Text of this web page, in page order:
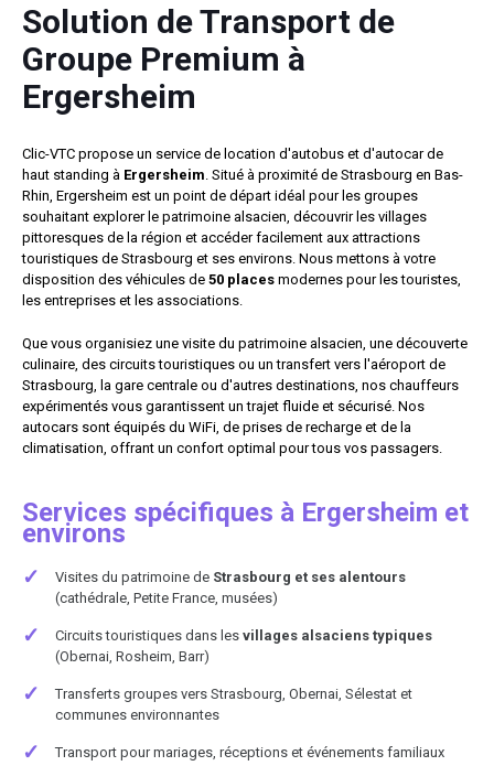
Solution de Transport de
Groupe Premium à
Ergersheim
Clic-VTC propose un service de location d'autobus et d'autocar de
haut standing à Ergersheim . Situé à proximité de Strasbourg en Bas-
Rhin, Ergersheim est un point de départ idéal pour les groupes
souhaitant explorer le patrimoine alsacien, découvrir les villages
pittoresques de la région et accéder facilement aux attractions
touristiques de Strasbourg et ses environs. Nous mettons à votre
disposition des véhicules de 50 places modernes pour les touristes,
les entreprises et les associations.
Que vous organisiez une visite du patrimoine alsacien, une découverte
culinaire, des circuits touristiques ou un transfert vers l'aéroport de
Strasbourg, la gare centrale ou d'autres destinations, nos chauffeurs
expérimentés vous garantissent un trajet fluide et sécurisé. Nos
autocars sont équipés du WiFi, de prises de recharge et de la
climatisation, offrant un confort optimal pour tous vos passagers.
Services spécifiques à Ergersheim et
environs
✓ Visites du patrimoine de Strasbourg et ses alentours
(cathédrale, Petite France, musées)
✓ Circuits touristiques dans les villages alsaciens typiques
(Obernai, Rosheim, Barr)
✓
Transferts groupes vers Strasbourg, Obernai, Sélestat et
communes environnantes
✓ Transport pour mariages, réceptions et événements familiaux